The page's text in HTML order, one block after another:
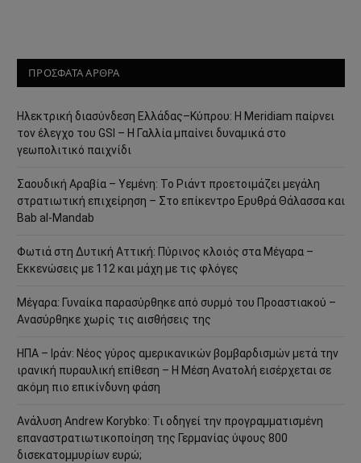
ΠΡΟΣΦΑΤΑ ΑΡΘΡΑ
Ηλεκτρική διασύνδεση Ελλάδας–Κύπρου: Η Meridiam παίρνει
τον έλεγχο του GSI – Η Γαλλία μπαίνει δυναμικά στο
γεωπολιτικό παιχνίδι
Σαουδική Αραβία – Υεμένη: Το Ριάντ προετοιμάζει μεγάλη
στρατιωτική επιχείρηση – Στο επίκεντρο Ερυθρά Θάλασσα και
Bab al-Mandab
Φωτιά στη Δυτική Αττική: Πύρινος κλοιός στα Μέγαρα –
Εκκενώσεις με 112 και μάχη με τις φλόγες
Μέγαρα: Γυναίκα παρασύρθηκε από συρμό του Προαστιακού –
Ανασύρθηκε χωρίς τις αισθήσεις της
ΗΠΑ – Ιράν: Νέος γύρος αμερικανικών βομβαρδισμών μετά την
ιρανική πυραυλική επίθεση – Η Μέση Ανατολή εισέρχεται σε
ακόμη πιο επικίνδυνη φάση
Ανάλυση Andrew Korybko: Τι οδηγεί την προγραμματισμένη
επαναστρατιωτικοποίηση της Γερμανίας ύψους 800
δισεκατομμυρίων ευρώ;